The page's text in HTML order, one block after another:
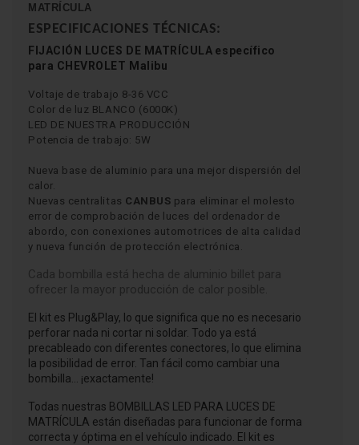
MATRÍCULA
ESPECIFICACIONES TÉCNICAS:
FIJACIÓN LUCES DE MATRÍCULA específico
para CHEVROLET Malibu
Voltaje de trabajo 8-36 VCC
Color de luz BLANCO (6000K)
LED DE NUESTRA PRODUCCIÓN
Potencia de trabajo: 5W
Nueva base de aluminio para una mejor dispersión del
calor.
Nuevas centralitas CANBUS para eliminar el molesto
error de comprobación de luces del ordenador de
abordo, con conexiones automotrices de alta calidad
y nueva función de protección electrónica.
Cada bombilla está hecha de aluminio billet para
ofrecer la mayor producción de calor posible.
El kit es Plug&Play, lo que significa que no es necesario
perforar nada ni cortar ni soldar. Todo ya está
precableado con diferentes conectores, lo que elimina
la posibilidad de error. Tan fácil como cambiar una
bombilla... ¡exactamente!
Todas nuestras BOMBILLAS LED PARA LUCES DE
MATRÍCULA están diseñadas para funcionar de forma
correcta y óptima en el vehículo indicado. El kit es